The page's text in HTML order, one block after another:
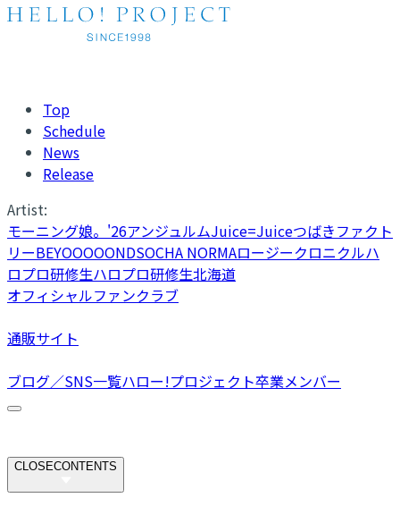
Top
Schedule
News
Release
Artist:
モーニング娘。'26アンジュルムJuice=Juiceつばきファクト
リーBEYOOOOONDSOCHA NORMAロージークロニクルハ
ロプロ研修生ハロプロ研修生北海道
オフィシャルファンクラブ
通販サイト
ブログ／SNS一覧ハロー!プロジェクト卒業メンバー
CLOSECONTENTS